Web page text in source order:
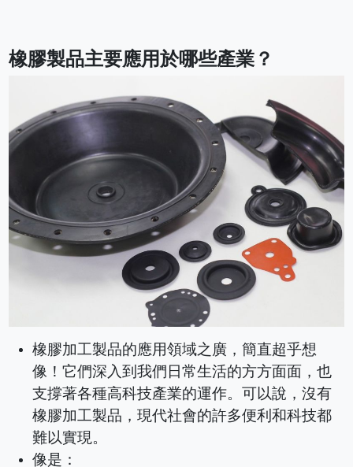
橡膠製品主要應用於哪些產業？
橡膠加工製品的應用領域之廣，簡直超乎想
像！它們深入到我們日常生活的方方面面，也
支撐著各種高科技產業的運作。可以說，沒有
橡膠加工製品，現代社會的許多便利和科技都
難以實現。
像是：